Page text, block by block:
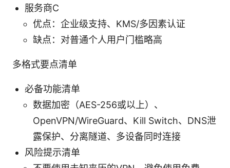
服务商C
优点：企业级支持、KMS/多因素认证
缺点：对普通个人用户门槛略高
多格式要点清单
必备功能清单
数据加密（AES-256或以上）、
OpenVPN/WireGuard、Kill Switch、DNS泄
露保护、分离隧道、多设备同时连接
风险提示清单